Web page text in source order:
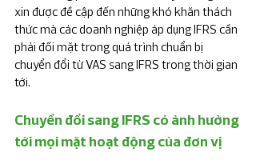
xin được đề cập đến những khó khăn thách
thức mà các doanh nghiệp áp dụng IFRS cần
phải đối mặt trong quá trình chuẩn bị
chuyển đổi từ VAS sang IFRS trong thời gian
tới.
Chuyển đổi sang IFRS có ảnh hưởng
tới mọi mặt hoạt động của đơn vị